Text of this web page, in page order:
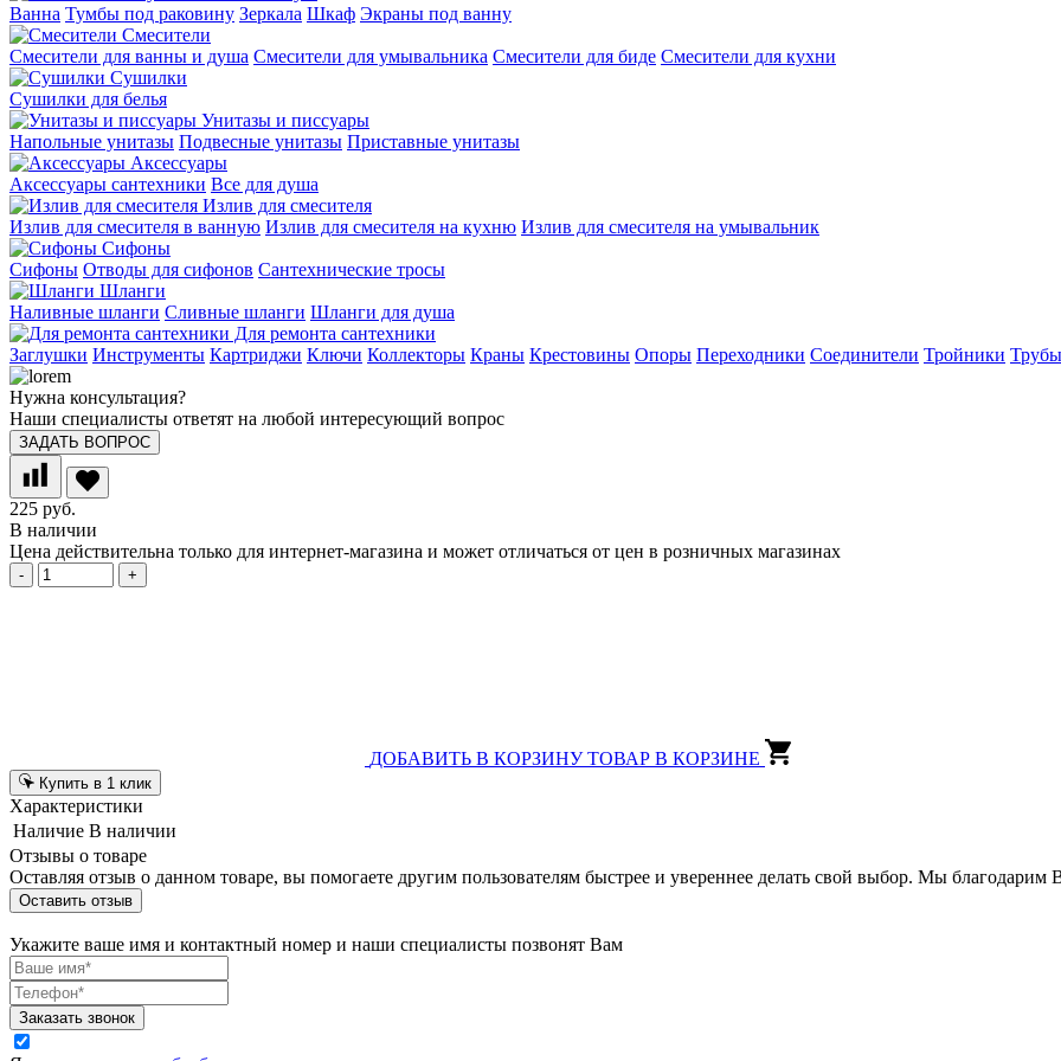
Ванна Тумбы под раковину Зеркала Шкаф Экраны под ванну
Смесители
Смесители для ванны и душа Смесители для умывальника Смесители для биде Смесители для кухни
Сушилки
Сушилки для белья
Унитазы и писсуары
Напольные унитазы Подвесные унитазы Приставные унитазы
Аксессуары
Аксессуары сантехники Все для душа
Излив для смесителя
Излив для смесителя в ванную Излив для смесителя на кухню Излив для смесителя на умывальник
Сифоны
Сифоны Отводы для сифонов Сантехнические тросы
Шланги
Наливные шланги Сливные шланги Шланги для душа
Для ремонта сантехники
Заглушки Инструменты Картриджи Ключи Коллекторы Краны Крестовины Опоры Переходники Соединители Тройники Трубы
Нужна консультация?
Наши специалисты ответят на любой интересующий вопрос
ЗАДАТЬ ВОПРОС
225 руб.
В наличии
Цена действительна только для интернет-магазина и может отличаться от цен в розничных магазинах
- +
ДОБАВИТЬ В КОРЗИНУ ТОВАР В КОРЗИНЕ
Купить в 1 клик
Характеристики
Наличие В наличии
Отзывы о товаре
Оставляя отзыв о данном товаре, вы помогаете другим пользователям быстрее и увереннее делать свой выбор. Мы благодарим
Оставить отзыв
Укажите ваше имя и контактный номер и наши специалисты позвонят Вам
Заказать звонок